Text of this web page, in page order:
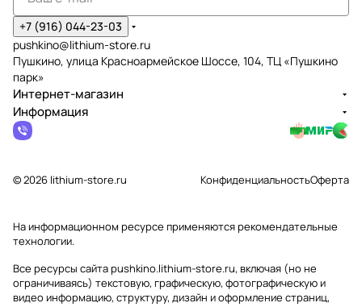
+7 (916) 044-23-03
pushkino@lithium-store.ru
Пушкино, улица Красноармейское Шоссе, 104, ТЦ «Пушкино
парк»
Интернет-магазин
Информация
© 2026 lithium-store.ru КонфиденциальностьОферта
На информационном ресурсе применяютсярекомендательные
технологии.
Все ресурсы сайта pushkino.lithium-store.ru, включая (но не
ограничиваясь) текстовую, графическую, фотографическую и
видео информацию, структуру, дизайн и оформление страниц,